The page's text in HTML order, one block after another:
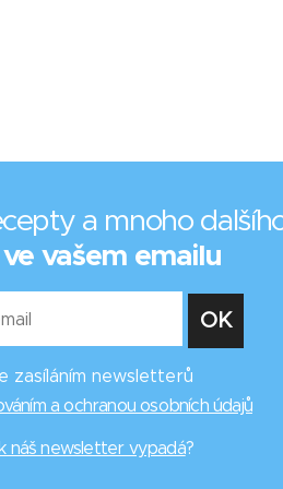
a mnoho
vašem emailu
zasíláním newsletterů
a ochranou osobních údajů
náš newsletter vypadá?